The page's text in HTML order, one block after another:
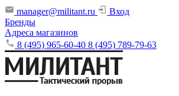
manager@militant.ru
Вход
Бренды
Адреса магазинов
8 (495) 965-60-40 8 (495) 789-79-63